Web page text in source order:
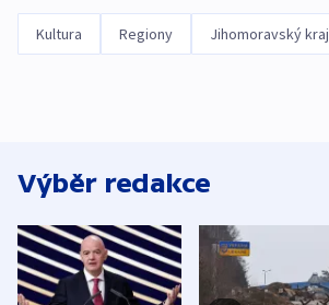
Kultura Regiony Jihomoravský kraj
Výběr redakce